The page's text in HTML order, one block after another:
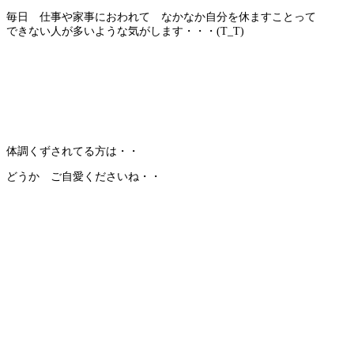
毎日 仕事や家事におわれて なかなか自分を休ますことって
できない人が多いような気がします・・・(T_T)
体調くずされてる方は・・
どうか ご自愛くださいね・・